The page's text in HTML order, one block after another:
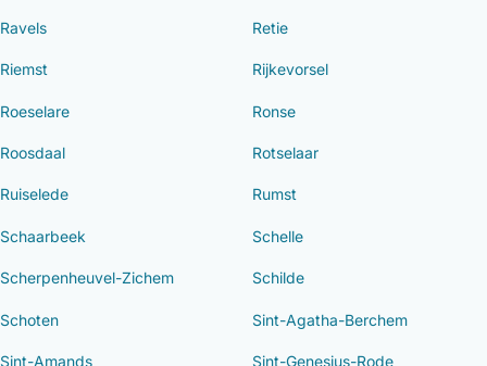
Ravels Retie
Riemst Rijkevorsel
Roeselare Ronse
Roosdaal Rotselaar
Ruiselede Rumst
Schaarbeek Schelle
Scherpenheuvel-Zichem Schilde
Schoten Sint-Agatha-Berchem
Sint-Amands Sint-Genesius-Rode